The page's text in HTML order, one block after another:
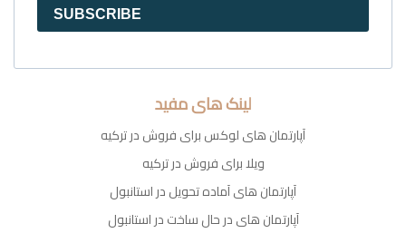
SUBSCRIBE
لینک های مفید
آپارتمان های لوکس برای فروش در ترکیه
ویلا برای فروش در ترکیه
آپارتمان های آماده تحویل در استانبول
آپارتمان های در حال ساخت در استانبول